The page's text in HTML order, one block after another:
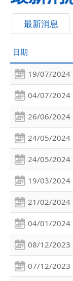
最新消息
日期
19/07/2024
04/07/2024
26/06/2024
24/05/2024
24/05/2024
19/03/2024
21/02/2024
04/01/2024
08/12/2023
07/12/2023